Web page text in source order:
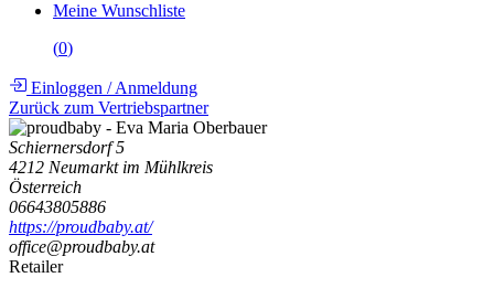
Meine Wunschliste
(0)
Einloggen /Anmeldung
Zurück zum Vertriebspartner
Schiernersdorf 5
4212 Neumarkt im Mühlkreis
Österreich
06643805886
https://proudbaby.at/
office@proudbaby.at
Retailer